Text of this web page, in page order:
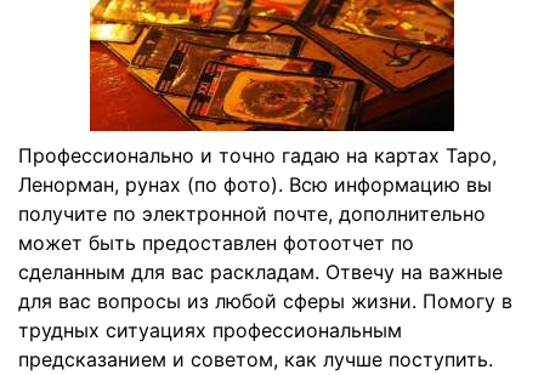
Профессионально и точно гадаю на картах Таро,
Ленорман, рунах (по фото). Всю информацию вы
получите по электронной почте, дополнительно
может быть предоставлен фотоотчет по
сделанным для вас раскладам. Отвечу на важные
для вас вопросы из любой сферы жизни. Помогу в
трудных ситуациях профессиональным
предсказанием и советом, как лучше поступить.